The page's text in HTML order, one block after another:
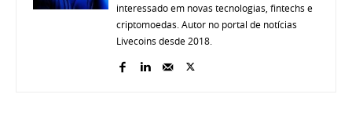
interessado em novas tecnologias, fintechs e
criptomoedas. Autor no portal de notícias
Livecoins desde 2018.